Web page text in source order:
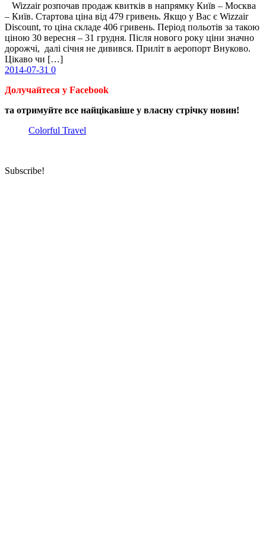
Wizzair розпочав продаж квитків в напрямку Київ – Москва
– Київ. Стартова ціна від 479 гривень. Якщо у Вас є Wizzair
Discount, то ціна складе 406 гривень. Період польотів за такою
ціною 30 вересня – 31 грудня. Після нового року ціни значно
дорожчі, далі січня не дивився. Приліт в аеропорт Внуково.
Цікаво чи […]
2014-07-31 0
Долучайтеся у Facebook
та отримуйте все найцікавіше у власну стрічку новин!
Colorful Travel
Subscribe!